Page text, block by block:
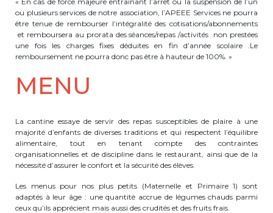
ou plusieurs services de notre association, l’APEEE Services ne pourra
être tenue de rembourser l’intégralité des cotisations/abonnements
et remboursera au prorata des séances/repas /activités non prestées
une fois les charges fixes déduites en fin d’année scolaire .Le
remboursement ne pourra donc pas être à hauteur de 100%. »
MENU
La cantine essaye de servir des repas susceptibles de plaire à une
majorité d’enfants de diverses traditions et qui respectent l’équilibre
alimentaire, tout en tenant compte des contraintes
organisationnelles et de discipline dans le restaurant, ainsi que de la
nécessité d’assurer le confort et la sécurité des élèves.
Les menus pour nos plus petits (Maternelle et Primaire 1) sont
adaptés à leur âge : une quantité accrue de légumes chauds parmi
ceux qu’ils apprécient mais aussi des crudités et des fruits frais.